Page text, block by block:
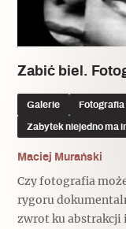
Wywiady
Popularne
Ludzie
Popularne
Muzea od
Popularne
Zobacz również
Patronaty
Mapa
Zabić biel.
Galerie Fotografia
Zabytek niejedno ma
Maciej Murański
Czy fotografia
rygoru
zwrot ku abstrakcji